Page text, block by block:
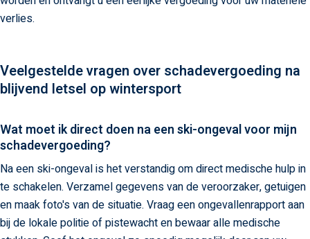
verlies.
Veelgestelde vragen over schadevergoeding na
blijvend letsel op wintersport​
Wat moet ik direct doen na een ski-ongeval voor mijn
schadevergoeding?
Na een ski-ongeval is het verstandig om direct medische hulp in
te schakelen. Verzamel gegevens van de veroorzaker, getuigen
en maak foto's van de situatie. Vraag een ongevallenrapport aan
bij de lokale politie of pistewacht en bewaar alle medische